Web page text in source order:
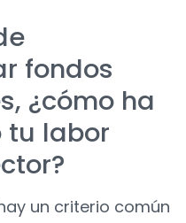
fondos
¿cómo ha
labor
un criterio común